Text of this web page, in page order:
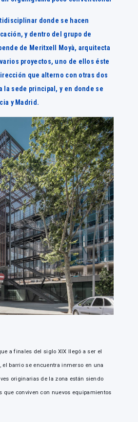
donde se hacen
y dentro del grupo de
de Meritxell Moyà, arquitecta
proyectos, uno de ellos éste
que alterno con otras dos
la sede principal, y en donde se
y Madrid.
a finales del siglo XIX llegó a ser el
barrio se encuentra inmerso en una
originarias de la zona están siendo
conviven con nuevos equipamientos